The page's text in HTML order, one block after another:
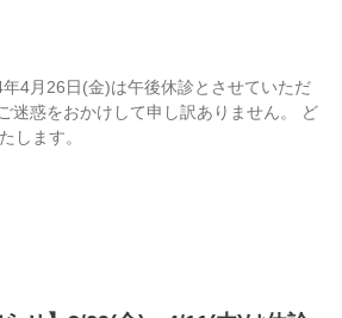
4月26日(金)は午後休診とさせていただ
迷惑をおかけして申し訳ありません。 ど
します。